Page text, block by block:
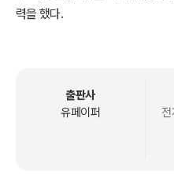
력을 했다.
출판사
유페이퍼
전